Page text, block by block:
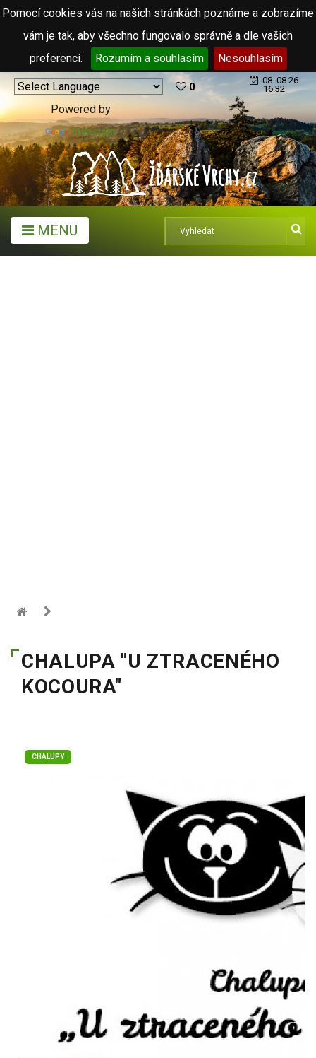
Pomocí cookies vás na našich stránkách poznáme a zobrazíme
vám je tak, aby všechno fungovalo správně a dle vašich
preferencí.
Rozumím a souhlasím Nesouhlasím
Powered by
Translate
0
08. 08.26
16:32
MENU
CHALUPA "U ZTRACENÉHO
KOCOURA"
CHALUPY